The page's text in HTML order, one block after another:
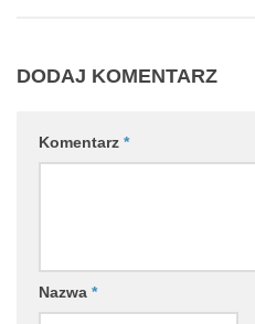
DODAJ KOMENTARZ
Komentarz *
Nazwa *